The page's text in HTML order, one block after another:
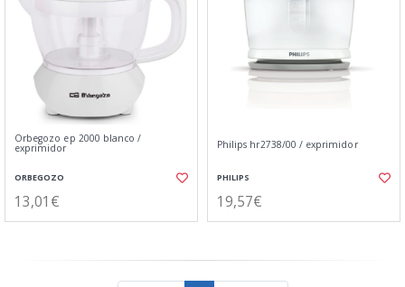
Orbegozo ep 2000 blanco /
exprimidor
ORBEGOZO
13,01€
Philips hr2738/00 / exprimidor
PHILIPS
19,57€